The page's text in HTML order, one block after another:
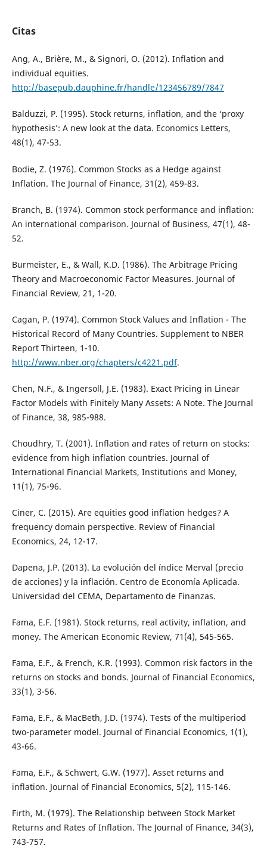
Citas
Ang, A., Brière, M., & Signori, O. (2012). Inflation and
individual equities.
http://basepub.dauphine.fr/handle/123456789/7847
Balduzzi, P. (1995). Stock returns, inflation, and the ‘proxy
hypothesis’: A new look at the data. Economics Letters,
48(1), 47-53.
Bodie, Z. (1976). Common Stocks as a Hedge against
Inflation. The Journal of Finance, 31(2), 459-83.
Branch, B. (1974). Common stock performance and inflation:
An international comparison. Journal of Business, 47(1), 48-
52.
Burmeister, E., & Wall, K.D. (1986). The Arbitrage Pricing
Theory and Macroeconomic Factor Measures. Journal of
Financial Review, 21, 1-20.
Cagan, P. (1974). Common Stock Values and Inflation - The
Historical Record of Many Countries. Supplement to NBER
Report Thirteen, 1-10.
http://www.nber.org/chapters/c4221.pdf.
Chen, N.F., & Ingersoll, J.E. (1983). Exact Pricing in Linear
Factor Models with Finitely Many Assets: A Note. The Journal
of Finance, 38, 985-988.
Choudhry, T. (2001). Inflation and rates of return on stocks:
evidence from high inflation countries. Journal of
International Financial Markets, Institutions and Money,
11(1), 75-96.
Ciner, C. (2015). Are equities good inflation hedges? A
frequency domain perspective. Review of Financial
Economics, 24, 12-17.
Dapena, J.P. (2013). La evolución del índice Merval (precio
de acciones) y la inflación. Centro de Economía Aplicada.
Universidad del CEMA, Departamento de Finanzas.
Fama, E.F. (1981). Stock returns, real activity, inflation, and
money. The American Economic Review, 71(4), 545-565.
Fama, E.F., & French, K.R. (1993). Common risk factors in the
returns on stocks and bonds. Journal of Financial Economics,
33(1), 3-56.
Fama, E.F., & MacBeth, J.D. (1974). Tests of the multiperiod
two-parameter model. Journal of Financial Economics, 1(1),
43-66.
Fama, E.F., & Schwert, G.W. (1977). Asset returns and
inflation. Journal of Financial Economics, 5(2), 115-146.
Firth, M. (1979). The Relationship between Stock Market
Returns and Rates of Inflation. The Journal of Finance, 34(3),
743-757.